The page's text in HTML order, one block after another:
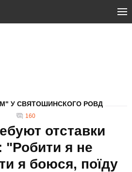
У СВЯТОШИНСКОГО РОВД
160
отставки
"Робити я не
я боюся, поїду